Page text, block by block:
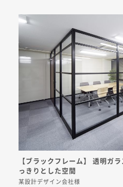
【ブラックフレーム】 透明ガ
っきりとした空間
某設計デザイン会社様